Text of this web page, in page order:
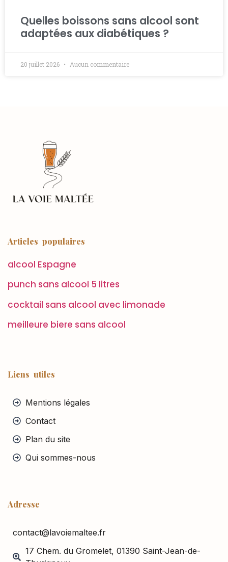
Quelles boissons sans alcool sont
adaptées aux diabétiques ?
20 juillet 2026 Aucun commentaire
Articles populaires
alcool Espagne
punch sans alcool 5 litres
cocktail sans alcool avec limonade
meilleure biere sans alcool
Liens utiles
Mentions légales
Contact
Plan du site
Qui sommes-nous
Adresse
contact@lavoiemaltee.fr
17 Chem. du Gromelet, 01390 Saint-Jean-de-